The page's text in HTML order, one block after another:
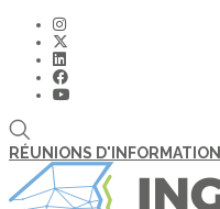
RÉUNIONS D'INFORMATION